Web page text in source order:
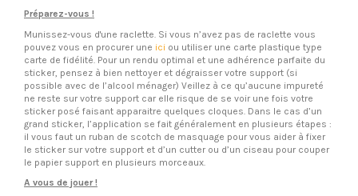
Préparez-vous !
Munissez-vous d'une raclette. Si vous n’avez pas de raclette vous
pouvez vous en procurer une ici ou utiliser une carte plastique type
carte de fidélité. Pour un rendu optimal et une adhérence parfaite du
sticker, pensez à bien nettoyer et dégraisser votre support (si
possible avec de l’alcool ménager) Veillez à ce qu’aucune impureté
ne reste sur votre support car elle risque de se voir une fois votre
sticker posé faisant apparaitre quelques cloques. Dans le cas d’un
grand sticker, l’application se fait généralement en plusieurs étapes :
il vous faut un ruban de scotch de masquage pour vous aider à fixer
le sticker sur votre support et d’un cutter ou d’un ciseau pour couper
le papier support en plusieurs morceaux.
A vous de jouer !